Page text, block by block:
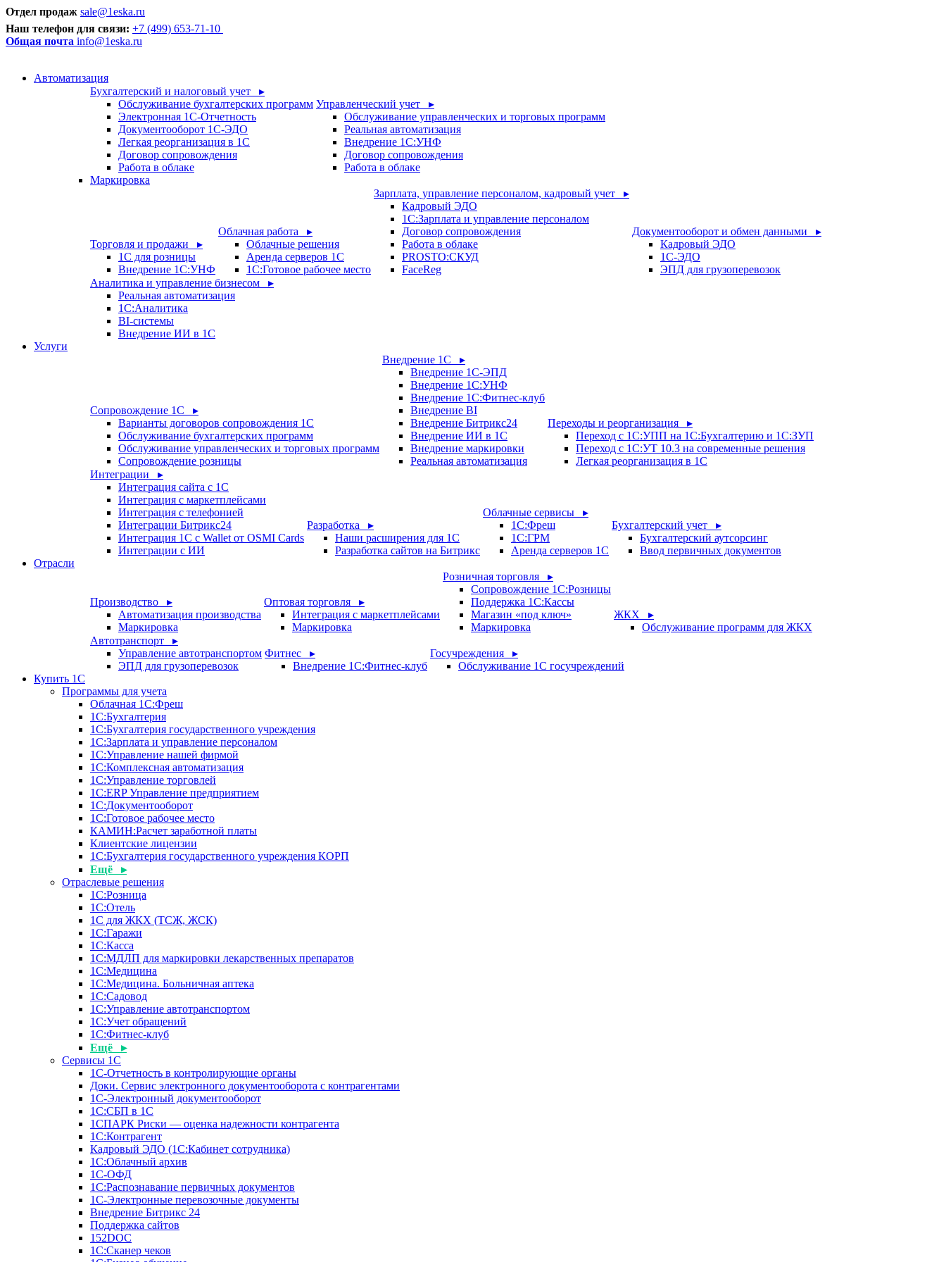
Отдел продаж sale@1eska.ru
Наш телефон для связи: +7 (499) 653-71-10
Общая почта info@1eska.ru
Автоматизация
Бухгалтерский и налоговый учет ▸
Обслуживание бухгалтерских программ
Электронная 1С-Отчетность
Документооборот 1С-ЭДО
Легкая реорганизация в 1С
Договор сопровождения
Работа в облаке
Управленческий учет ▸
Обслуживание управленческих и торговых программ
Реальная автоматизация
Внедрение 1С:УНФ
Договор сопровождения
Работа в облаке
Маркировка
Торговля и продажи ▸
1С для розницы
Внедрение 1С:УНФ
Облачная работа ▸
Облачные решения
Аренда серверов 1С
1C:Готовое рабочее место
Зарплата, управление персоналом, кадровый учет ▸
Кадровый ЭДО
1С:Зарплата и управление персоналом
Договор сопровождения
Работа в облаке
PROSTO:СКУД
FaceReg
Документооборот и обмен данными ▸
Кадровый ЭДО
1С-ЭДО
ЭПД для грузоперевозок
Аналитика и управление бизнесом ▸
Реальная автоматизация
1С:Аналитика
BI-системы
Внедрение ИИ в 1С
Услуги
Сопровождение 1С ▸
Варианты договоров сопровождения 1С
Обслуживание бухгалтерских программ
Обслуживание управленческих и торговых программ
Сопровождение розницы
Внедрение 1С ▸
Внедрение 1С-ЭПД
Внедрение 1С:УНФ
Внедрение 1С:Фитнес-клуб
Внедрение BI
Внедрение Битрикс24
Внедрение ИИ в 1С
Внедрение маркировки
Реальная автоматизация
Переходы и реорганизация ▸
Переход с 1С:УПП на 1С:Бухгалтерию и 1С:ЗУП
Переход с 1С:УТ 10.3 на современные решения
Легкая реорганизация в 1С
Интеграции ▸
Интеграция сайта с 1С
Интеграция с маркетплейсами
Интеграция с телефонией
Интеграции Битрикс24
Интеграция 1С с Wallet от OSMI Cards
Интеграции с ИИ
Разработка ▸
Наши расширения для 1С
Разработка сайтов на Битрикс
Облачные сервисы ▸
1С:Фреш
1С:ГРМ
Аренда серверов 1С
Бухгалтерский учет ▸
Бухгалтерский аутсорсинг
Ввод первичных документов
Отрасли
Производство ▸
Автоматизация производства
Маркировка
Оптовая торговля ▸
Интеграция с маркетплейсами
Маркировка
Розничная торговля ▸
Сопровождение 1С:Розницы
Поддержка 1С:Кассы
Магазин «под ключ»
Маркировка
ЖКХ ▸
Обслуживание программ для ЖКХ
Автотранспорт ▸
Управление автотранспортом
ЭПД для грузоперевозок
Фитнес ▸
Внедрение 1С:Фитнес-клуб
Госучреждения ▸
Обслуживание 1С госучреждений
Купить 1С
Программы для учета
Облачная 1С:Фреш
1С:Бухгалтерия
1С:Бухгалтерия государственного учреждения
1С:Зарплата и управление персоналом
1С:Управление нашей фирмой
1С:Комплексная автоматизация
1С:Управление торговлей
1С:ERP Управление предприятием
1С:Документооборот
1C:Готовое рабочее место
КАМИН:Расчет заработной платы
Клиентские лицензии
1С:Бухгалтерия государственного учреждения КОРП
Ещё ▸
Отраслевые решения
1С:Розница
1С:Отель
1С для ЖКХ (ТСЖ, ЖСК)
1С:Гаражи
1С:Касса
1С:МДЛП для маркировки лекарственных препаратов
1С:Медицина
1С:Медицина. Больничная аптека
1С:Садовод
1С:Управление автотранспортом
1С:Учет обращений
1С:Фитнес-клуб
Ещё ▸
Сервисы 1С
1С-Отчетность в контролирующие органы
Доки. Сервис электронного документооборота с контрагентами
1С-Электронный документооборот
1С:СБП в 1С
1СПАРК Риски — оценка надежности контрагента
1С:Контрагент
Кадровый ЭДО (1С:Кабинет сотрудника)
1С:Облачный архив
1С-ОФД
1С:Распознавание первичных документов
1С-Электронные перевозочные документы
Внедрение Битрикс 24
Поддержка сайтов
152DOC
1С:Сканер чеков